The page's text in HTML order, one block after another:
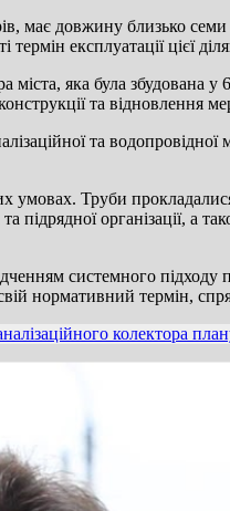
має довжину близько
експлуатації цієї
міста, яка була
та відновлення
та
умовах. Труби
підрядної організації, а
системного
нормативний термін,
колектора